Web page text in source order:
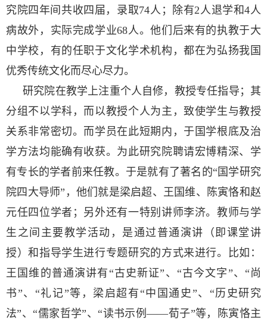
究院四年间共收四届，录取74人；除有2人退学和4人
病故外，实际完成学业68人。他们后来有的执教于大
中学校，有的任职于文化学术机构，都在为弘扬我国
优秀传统文化而尽心尽力。
研究院在教学上注重个人自修，教授专任指导；其
分组不以学科，而以教授个人为主，致使学生与教授
关系非常密切。而学员在此短期内，于国学根底及治
学方法均能确有收获。为此研究院聘请宏博精深、学
有专长的学者前来任教。于是就有了著名的“国学研究
院四大导师”，他们就是梁启超、王国维、陈寅恪和赵
元任四位学者；另外还有一特别讲师李济。教师与学
生之间主要教学活动，是通过普通演讲（即课堂讲
授）和指导学生进行专题研究的方式来进行。比如：
王国维的普通演讲有“古史新证”、“古今文字”、“尚
书”、“礼记”等，梁启超有“中国通史”、“历史研究
法”、“儒家哲学”、“读书示例——荀子”等，陈寅恪主